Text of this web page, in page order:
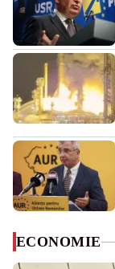
ECONOMIE